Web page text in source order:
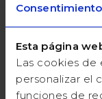
Consentimiento
Esta página
Las cookies de
personalizar el
funciones de